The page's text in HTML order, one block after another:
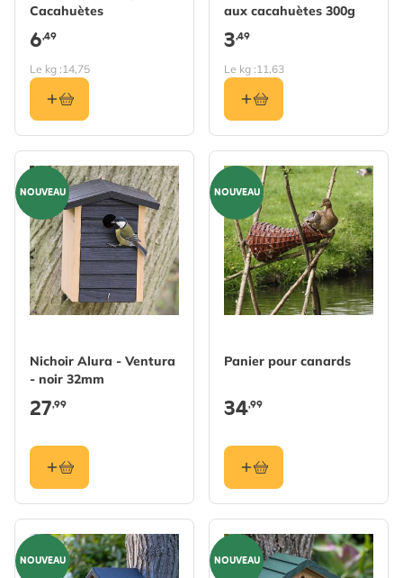
Cacahuètes
6,49
Le kg :14,75
aux cacahuètes 300g
3,49
Le kg :11,63
NOUVEAU
Nichoir Alura - Ventura
- noir 32mm
27,99
NOUVEAU
Panier pour canards
34,99
NOUVEAU NOUVEAU